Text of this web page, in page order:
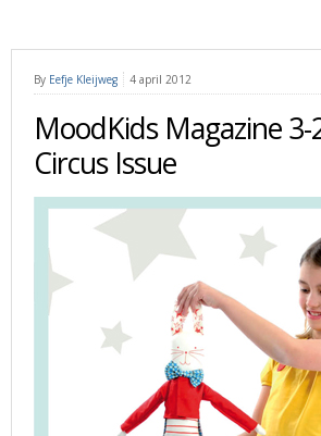
By Eefje Kleijweg 4 april 2012
MoodKids Magazine
Circus Issue